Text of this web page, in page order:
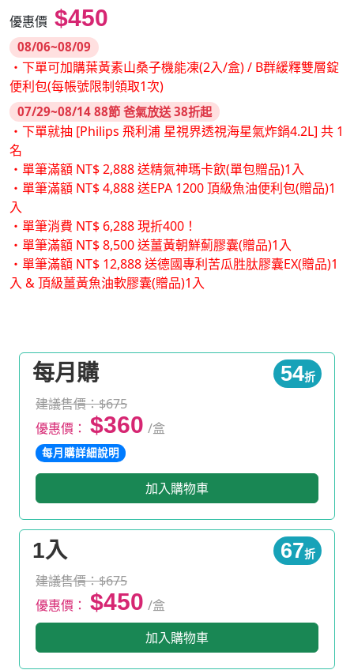
優惠價 $450
08/06~08/09
・下單可加購葉黃素山桑子機能凍(2入/盒) / B群緩釋雙層錠
便利包(每帳號限制領取1次)
07/29~08/14 88節 爸氣放送 38折起
・下單就抽 [Philips 飛利浦 星視界透視海星氣炸鍋4.2L] 共 1
名
・單筆滿額 NT$ 2,888 送精氣神瑪卡飲(單包贈品)1入
・單筆滿額 NT$ 4,888 送EPA 1200 頂級魚油便利包(贈品)1
入
・單筆消費 NT$ 6,288 現折400！
・單筆滿額 NT$ 8,500 送薑黃朝鮮薊膠囊(贈品)1入
・單筆滿額 NT$ 12,888 送德國專利苦瓜胜肽膠囊EX(贈品)1
入 & 頂級薑黃魚油軟膠囊(贈品)1入
每月購 54折
建議售價：$675
優惠價： $360 /盒
每月購詳細說明
加入購物車
1入 67折
建議售價：$675
優惠價： $450 /盒
加入購物車